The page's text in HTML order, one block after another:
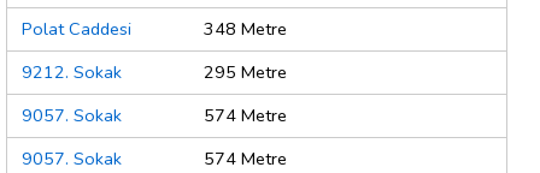
Polat Caddesi
348 Metre
9212. Sokak
295 Metre
9057. Sokak
574 Metre
9057. Sokak
574 Metre